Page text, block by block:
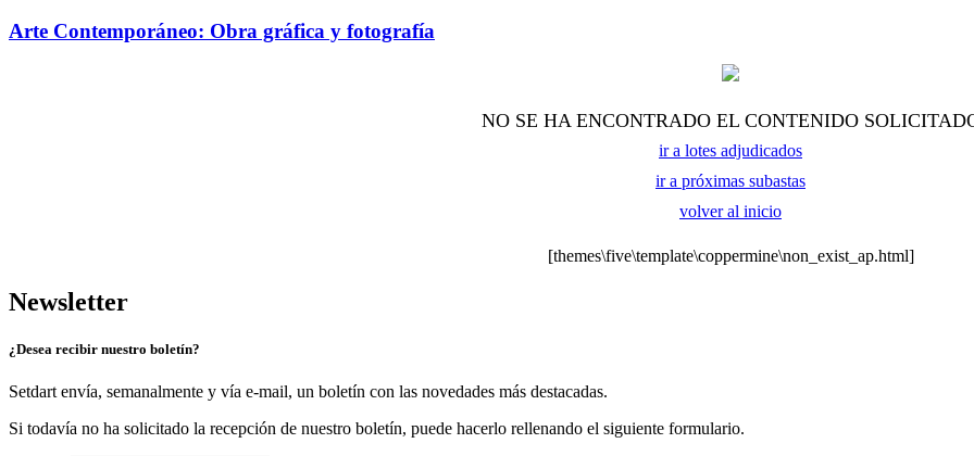
Arte Contemporáneo: Obra gráfica y fotografía
NO SE HA ENCONTRADO EL CONTENIDO
ir a lotes adjudicados
ir a próximas subastas
volver al inicio
[themes\five\template\coppermine\non_exist_ap.html]
Newsletter
¿Desea recibir nuestro boletín?
Setdart envía, semanalmente y vía e-mail, un boletín con las novedades más destacadas.
Si todavía no ha solicitado la recepción de nuestro boletín, puede hacerlo rellenando el siguiente formulario.